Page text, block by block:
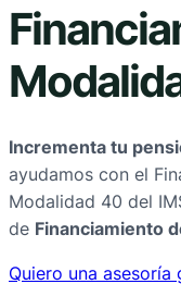
Incrementa tu
ayudamos con el
Modalidad 40 del
de Financiamiento
Quiero una asesoría